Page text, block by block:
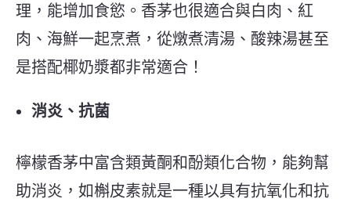
理，能增加食慾。香茅也很適合與白肉、紅
肉、海鮮一起烹煮，從燉煮清湯、酸辣湯甚至
是搭配椰奶漿都非常適合！
消炎、抗菌
檸檬香茅中富含類黃酮和酚類化合物，能夠幫
助消炎，如槲皮素就是一種以具有抗氧化和抗